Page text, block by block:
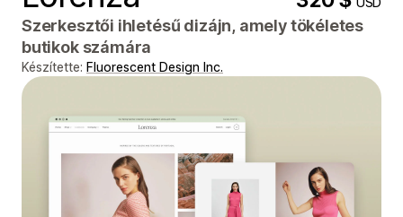
Szerkesztői ihletésű dizájn, amely tökéletes
butikok számára
Készítette: Fluorescent Design Inc.